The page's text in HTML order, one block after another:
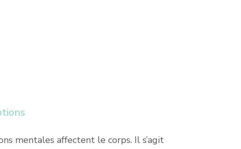
mentales affectent le corps. Il s’agit